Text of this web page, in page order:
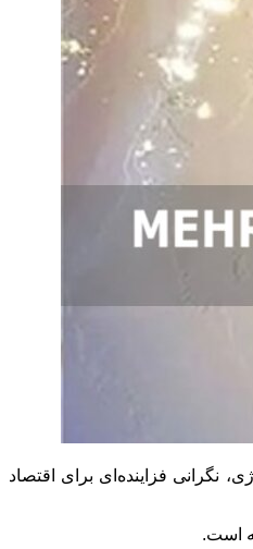
نگرانی فزاینده‌ای برای اقتصاد
است.